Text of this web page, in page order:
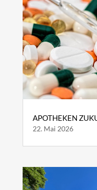
APOTHEKEN
22. Mai 2026